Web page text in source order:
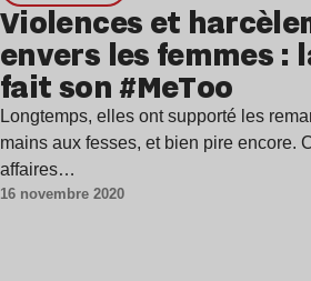
Violences et
envers les femmes :
fait son #MeToo
Longtemps, elles ont supporté les
mains aux fesses, et bien pire encore.
affaires…
16 novembre 2020